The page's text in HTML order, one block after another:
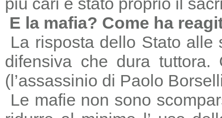
E la mafia? Come ha
La risposta dello Stato alle
difensiva che dura
(l’assassinio di Paolo
Le mafie non sono